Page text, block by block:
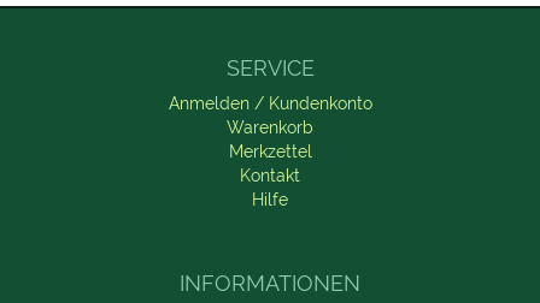
SERVICE
Anmelden / Kundenkonto
Warenkorb
Merkzettel
Kontakt
Hilfe
INFORMATIONEN